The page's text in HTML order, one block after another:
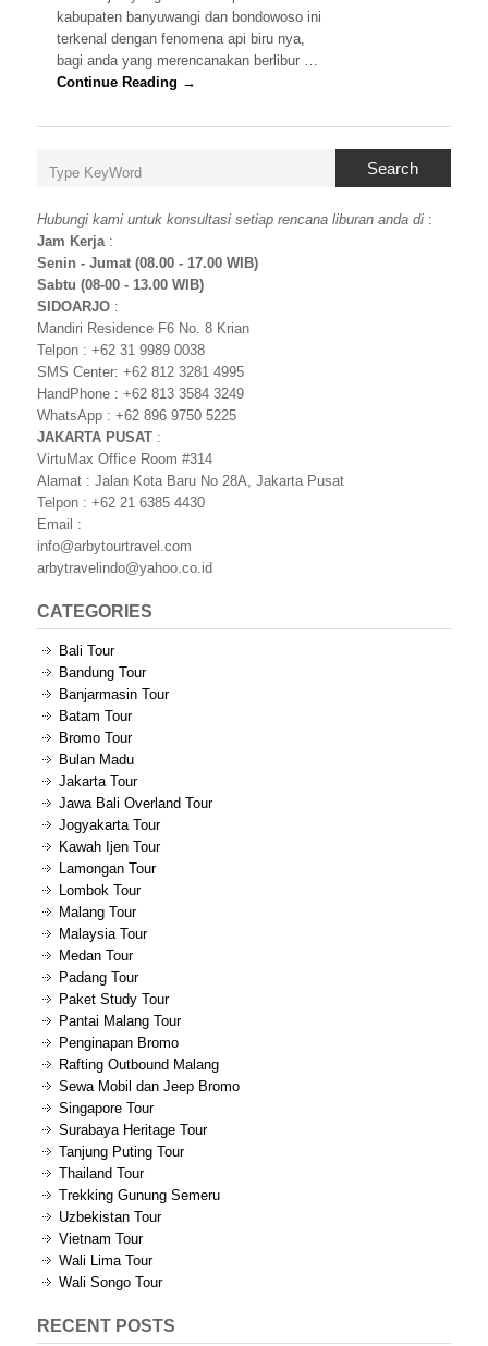
kabupaten banyuwangi dan bondowoso ini
terkenal dengan fenomena api biru nya,
bagi anda yang merencanakan berlibur …
Continue Reading →
Search
Hubungi kami untuk konsultasi setiap rencana liburan anda di :
Jam Kerja:
Senin - Jumat (08.00 - 17.00 WIB)
Sabtu (08-00 - 13.00 WIB)
SIDOARJO :
Mandiri Residence F6 No. 8 Krian
Telpon : +62 31 9989 0038
SMS Center: +62 812 3281 4995
HandPhone : +62 813 3584 3249
WhatsApp : +62 896 9750 5225
JAKARTA PUSAT :
VirtuMax Office Room #314
Alamat : Jalan Kota Baru No 28A, Jakarta Pusat
Telpon : +62 21 6385 4430
Email :
info@arbytourtravel.com
arbytravelindo@yahoo.co.id
CATEGORIES
Bali Tour
Bandung Tour
Banjarmasin Tour
Batam Tour
Bromo Tour
Bulan Madu
Jakarta Tour
Jawa Bali Overland Tour
Jogyakarta Tour
Kawah Ijen Tour
Lamongan Tour
Lombok Tour
Malang Tour
Malaysia Tour
Medan Tour
Padang Tour
Paket Study Tour
Pantai Malang Tour
Penginapan Bromo
Rafting Outbound Malang
Sewa Mobil dan Jeep Bromo
Singapore Tour
Surabaya Heritage Tour
Tanjung Puting Tour
Thailand Tour
Trekking Gunung Semeru
Uzbekistan Tour
Vietnam Tour
Wali Lima Tour
Wali Songo Tour
RECENT POSTS